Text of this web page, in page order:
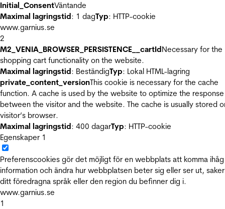
Initial_ConsentVäntande
Maximal lagringstid: 1 dagTyp: HTTP-cookie
www.garnius.se
2
M2_VENIA_BROWSER_PERSISTENCE__cartIdNecessary for the
shopping cart functionality on the website.
Maximal lagringstid: BeständigTyp: Lokal HTML-lagring
private_content_versionThis cookie is necessary for the cache
function. A cache is used by the website to optimize the
between the visitor and the website. The cache is usually stored
visitor’s browser.
Maximal lagringstid: 400 dagarTyp: HTTP-cookie
Egenskaper 1
Preferenscookies gör det möjligt för en webbplats att komma ihåg
information och ändra hur webbplatsen beter sig eller ser ut,
ditt föredragna språk eller den region du befinner dig i.
www.garnius.se
1